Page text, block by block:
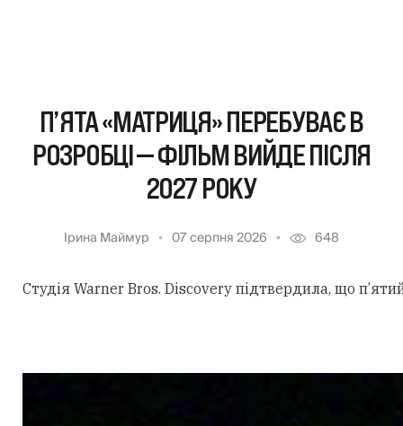
П’ЯТА «МАТРИЦЯ» ПЕРЕБУВАЄ В
РОЗРОБЦІ — ФІЛЬМ ВИЙДЕ ПІСЛЯ
2027 РОКУ
Ірина Маймур 07 серпня 2026 648
Студія Warner Bros. Discovery підтвердила, що